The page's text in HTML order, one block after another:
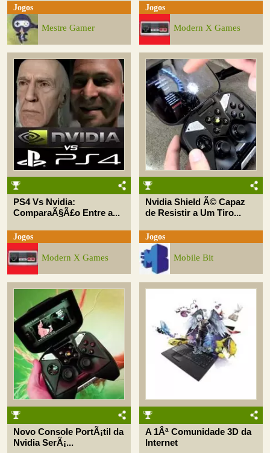
Jogos
Mestre Gamer
Jogos
Modern X Games
PS4 Vs Nvidia:
ComparaÃ§Ã£o Entre a...
Jogos
Modern X Games
Nvidia Shield Ã© Capaz
de Resistir a Um Tiro...
Jogos
Mobile Bit
Novo Console PortÃ¡til da
Nvidia SerÃ¡...
A 1Âª Comunidade 3D da
Internet